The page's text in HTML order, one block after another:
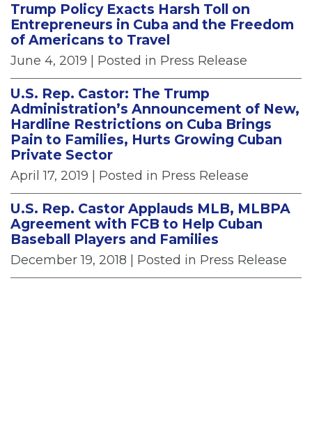
Trump Policy Exacts Harsh Toll on
Entrepreneurs in Cuba and the Freedom
of Americans to Travel
June 4, 2019 | Posted in Press Release
U.S. Rep. Castor: The Trump
Administration’s Announcement of New,
Hardline Restrictions on Cuba Brings
Pain to Families, Hurts Growing Cuban
Private Sector
April 17, 2019 | Posted in Press Release
U.S. Rep. Castor Applauds MLB, MLBPA
Agreement with FCB to Help Cuban
Baseball Players and Families
December 19, 2018 | Posted in Press Release